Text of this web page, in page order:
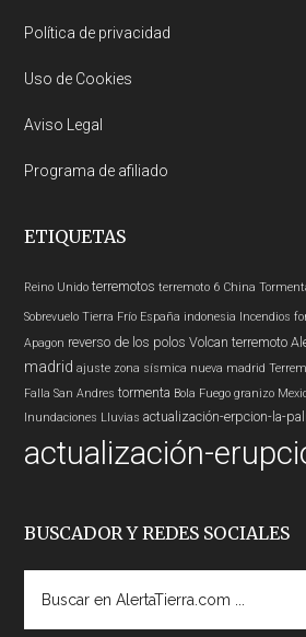
Política de privacidad
Uso de Cookies
Aviso Legal
Programa de afiliado
ETIQUETAS
Reino Unido terremotos terremoto 6 China
Sobrevuelo Tierra Frío España indonesia Incendios
Apagon reverso de los polos Volcan terremoto
madrid ajuste zona sísmica nueva madrid
Falla San Andres tormenta Bola Fuego granizo
Inundaciones Lluvias actualización-erpcion-la-
actualización-
BUSCADOR Y REDES SOCIALES
AlertaTierra.com